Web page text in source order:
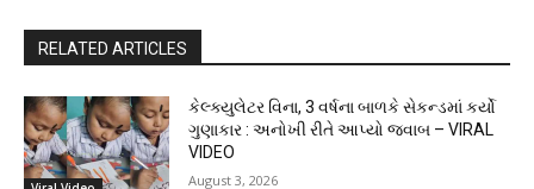
RELATED ARTICLES
કેલ્ક્યુલેટર વિના, 3 વર્ષના બાળકે સેકન્ડમાં કર્યો
ગુણાકાર : અનોખી રીતે આપ્યો જવાબ – VIRAL
VIDEO
August 3, 2026